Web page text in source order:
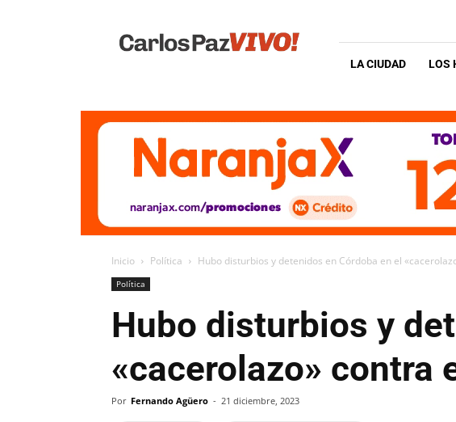
Vivo
LA CIUDAD LOS
Inicio Política Hubo disturbios y detenidos en Córdoba en el
Política
Hubo disturbios y
«cacerolazo» contra
Por Fernando Agüero - 21 diciembre, 2023